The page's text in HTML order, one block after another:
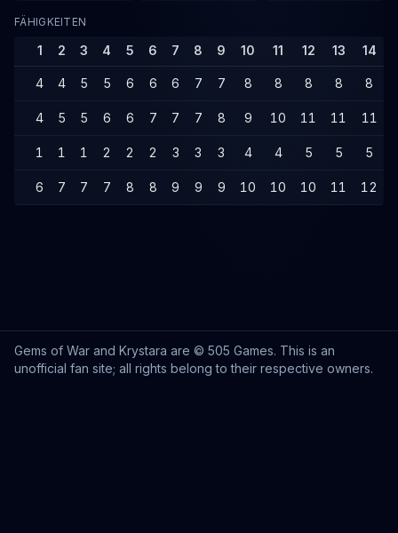
FÄHIGKEITEN
1 2 3 4 5 6 7 8 9 10 11 12 13 14
4 4 5 5 6 6 6 7 7 8 8 8 8 8
4 5 5 6 6 7 7 7 8 9 10 11 11 11
1 1 1 2 2 2 3 3 3 4 4 5 5 5
6 7 7 7 8 8 9 9 9 10 10 10 11 12
Gems of War and Krystara are © 505 Games. This is an
unofficial fan site; all rights belong to their respective owners.